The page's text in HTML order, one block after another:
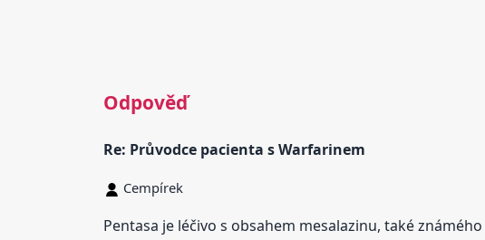
Odpověď
Re: Průvodce pacienta s Warfarinem
Cempírek
Pentasa je léčivo s obsahem mesalazinu, také